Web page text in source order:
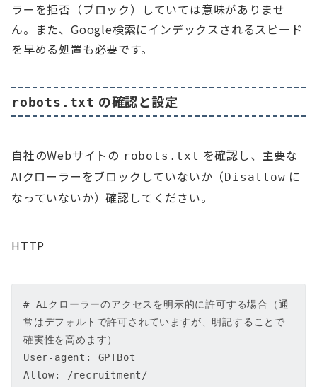
ラーを拒否（ブロック）していては意味がありませ
ん。また、Google検索にインデックスされるスピード
を早める処置も必要です。
robots.txt の確認と設定
自社のWebサイトの robots.txt を確認し、主要な
AIクローラーをブロックしていないか（ Disallow に
なっていないか）確認してください。
HTTP
# AIクローラーのアクセスを明示的に許可する場合（通
常はデフォルトで許可されていますが、明記することで
確実性を高めます）
User-agent: GPTBot
Allow: /recruitment/